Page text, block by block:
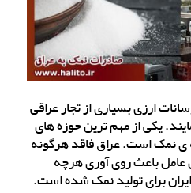
ارزی بسیاری از تجار عراقی
یکی از مهم ترین حوزه های
ی نمک است. عراق فاقد هرگونه
باعث روی آوری هرچه
برای تولید نمک شده است.